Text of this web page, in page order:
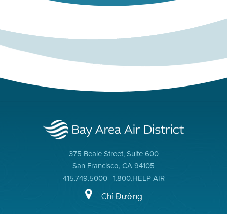
375 Beale Street, Suite 600
San Francisco, CA 94105
415.749.5000 | 1.800.HELP AIR
Chỉ Đường